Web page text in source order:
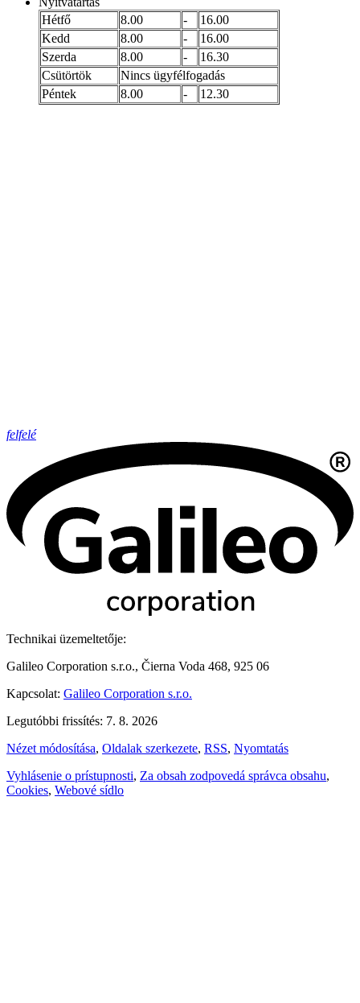
Hétfő
8.00 -
16.00
Kedd
8.00 -
16.00
Szerda
8.00 -
16.30
Csütörtök
Nincs ügyfélfogadás
Péntek
8.00 - 12.30
felfelé
Technikai üzemeltetője:
Galileo Corporation s.r.o., Čierna Voda 468, 925 06
Kapcsolat: Galileo Corporation s.r.o.
Legutóbbi frissítés: 7. 8. 2026
Nézet módosítása, Oldalak szerkezete, RSS, Nyomtatás
Vyhlásenie o prístupnosti, Za obsah zodpovedá správca obsahu,
Cookies, Webové sídlo